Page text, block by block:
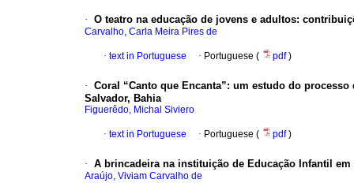
· O teatro na educação de jovens e adultos:
Carvalho, Carla Meira Pires de
· text in Portuguese · Portuguese ( pdf)
· Coral “Canto que Encanta”: um estudo do
Salvador, Bahia
Figuerêdo, Michal Siviero
· text in Portuguese · Portuguese ( pdf)
· A brincadeira na instituição de Educação Infantil
Araújo, Viviam Carvalho de